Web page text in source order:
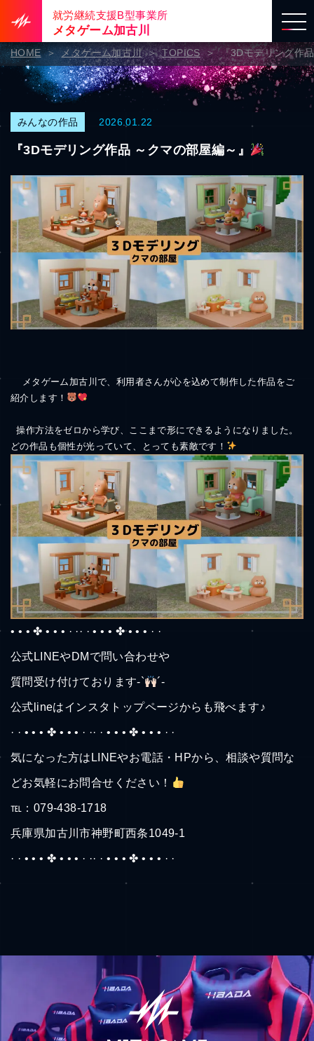
就労継続支援B型事業所
メタゲーム加古川
HOME メタゲーム加古川 TOPICS 『3Dモデリング作
みんなの作品 2026.01.22
『3Dモデリング作品 ～クマの部屋編～』
紹介します！
どの作品も個性が光っていて、とっても素敵です！
• • • ✤ • • • · ·· · • • • ✤ • • • · ·
公式LINEやDMで問い合わせや
質問受け付けております-` ´-
公式lineはインスタトップページからも飛べます♪
· · • • • ✤ • • • · ·· · • • • ✤ • • • · ·
気になった方はLINEやお電話・HPから、相談や質問な
どお気軽にお問合せください！
℡：079-438-1718
兵庫県加古川市神野町西条1049-1
· · • • • ✤ • • • · ·· · • • • ✤ • • • · ·